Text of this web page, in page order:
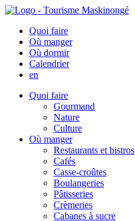
Quoi faire
Où manger
Où dormir
Calendrier
en
Quoi faire
Gourmand
Nature
Culture
Où manger
Restaurants et bistros
Cafés
Casse-croûtes
Boulangeries
Pâtisseries
Crèmeries
Cabanes à sucre